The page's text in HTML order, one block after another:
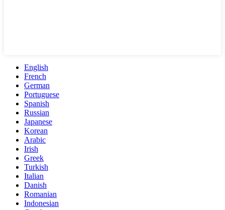
English
French
German
Portuguese
Spanish
Russian
Japanese
Korean
Arabic
Irish
Greek
Turkish
Italian
Danish
Romanian
Indonesian